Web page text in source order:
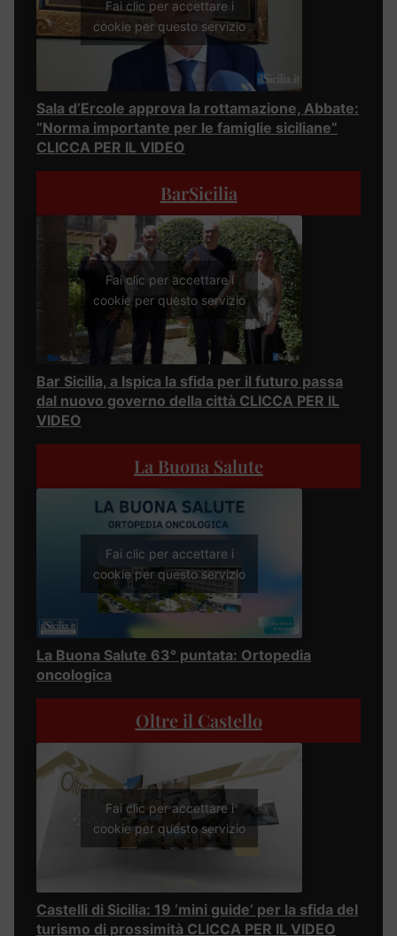
Fai clic per accettare i
cookie per questo servizio
Sala d’Ercole approva la rottamazione, Abbate:
“Norma importante per le famiglie siciliane”
CLICCA PER IL VIDEO
BarSicilia
Fai clic per accettare i
cookie per questo servizio
Bar Sicilia, a Ispica la sfida per il futuro passa
dal nuovo governo della città CLICCA PER IL
VIDEO
La Buona Salute
Fai clic per accettare i
cookie per questo servizio
La Buona Salute 63° puntata: Ortopedia
oncologica
Oltre il Castello
Fai clic per accettare i
cookie per questo servizio
Castelli di Sicilia: 19 ‘mini guide’ per la sfida del
turismo di prossimità CLICCA PER IL VIDEO